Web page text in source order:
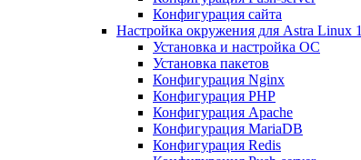
Конфигурация сайта
Настройка окружения для Astra Linux
Установка и настройка ОС
Установка пакетов
Конфигурация Nginx
Конфигурация PHP
Конфигурация Apache
Конфигурация MariaDB
Конфигурация Redis